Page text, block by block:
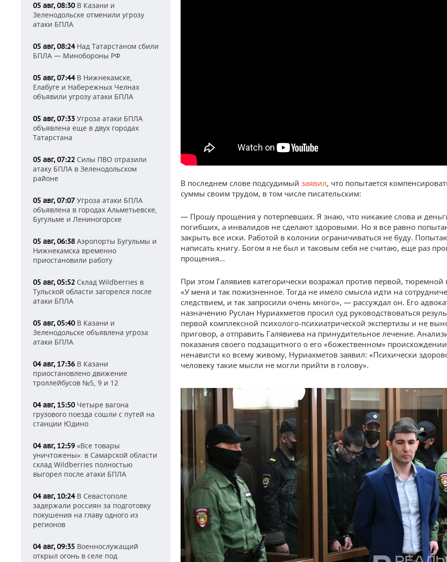
05 авг, 08:30В Казани и
Зеленодольске отменили угрозу
атаки БПЛА
05 авг, 08:24Над Татарстаном сбили
БПЛА — Минобороны РФ
05 авг, 07:44В Нижнекамске,
Елабуге и Набережных Челнах
объявили угрозу атаки БПЛА
05 авг, 07:33 Угроза атаки БПЛА
объявлена еще в двух городах
Татарстана
05 авг, 07:22 Силы ПВО отразили
атаку БПЛА в Зеленодольском
районе
05 авг, 07:07 Угроза атаки БПЛА
объявлена в городах Альметьевске,
Бугульме и Лениногорске
05 авг, 06:38 Аэропорты Бугульмы и
Нижнекамска временно
приостановили работу
05 авг, 05:52 Склад Wildberries в
Тульской области загорелся после
атаки БПЛА
05 авг, 05:40В Казани и
Зеленодольске объявлена угроза
атаки БПЛА
04 авг, 17:36 В Казани
приостановлено движение
троллейбусов №5, 9 и 12
04 авг, 15:50Четыре вагона
грузового поезда сошли с путей на
станции Юдино
04 авг, 12:59 «Все товары
уничтожены»: в Самарской области
склад Wildberries полностью
выгорел после атаки БПЛА
04 авг, 10:24В Севастополе
задержали россиян за подготовку
покушения на главу одного из
регионов
04 авг, 09:35 Военнослужащий
открыл огонь в селе под
В последнем слове подсудимый заявил, что попытается
суммы своим трудом, в том числе писательским:
— Прошу прощения у потерпевших. Я знаю, что никакие слова и
погибших, а инвалидов не сделают здоровыми. Но я все равно
закрыть все иски. Работой в колонии ограничиваться не буду.
написать книгу. Богом я не был и таковым себя не считаю, еще раз
прощения...
При этом Галявиев категорически возражал против первой, тюремной
«У меня и так пожизненное. Тогда не имело смысла идти на
следствием, и так запросили очень много», — рассуждал он. Его
назначению Руслан Нуриахметов просил суд руководствоваться
первой комплексной психолого-психиатрической экспертизы и не
приговор, а отправить Галявиева на принудительное лечение.
показания своего подзащитного о его «божественном»
ненависти ко всему живому, Нуриахметов заявил: «Психически
человеку такие мысли не могли прийти в голову».